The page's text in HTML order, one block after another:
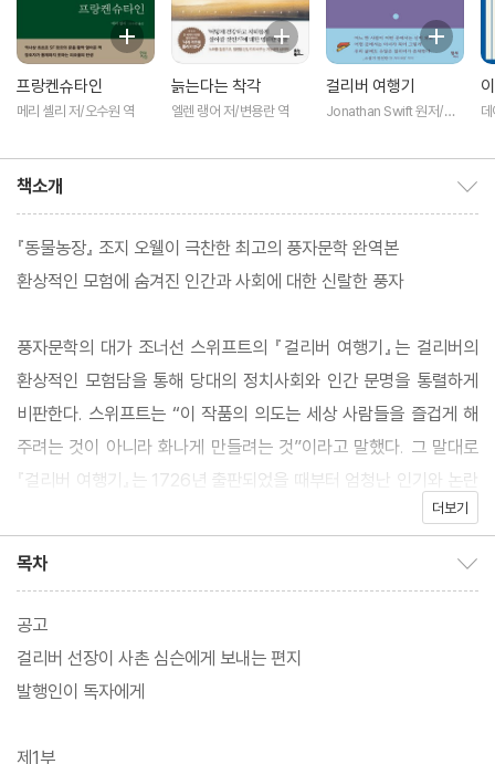
프랑켄슈타인
메리 셸리 저/오수원 역
늙는다는 착각
엘렌 랭어 저/변용란 역
걸리버 여행기
Jonathan Swift 원저/천
책소개
『동물농장』 조지 오웰이 극찬한 최고의 풍자문학 완역본
환상적인 모험에 숨겨진 인간과 사회에 대한 신랄한 풍자
풍자문학의 대가 조너선 스위프트의 『걸리버 여행기』는 걸리버의
환상적인 모험담을 통해 당대의 정치사회와 인간 문명을 통렬하게
비판한다. 스위프트는 “이 작품의 의도는 세상 사람들을 즐겁게 해
주려는 것이 아니라 화나게 만들려는 것”이라고 말했다. 그 말대로
『걸리버 여행기』는 1726년 출판되었을 때부터 엄청난 인기와 논란
을 동시에 불러일으켰으며, 신랄한 묘사로 인해 내용이 삭제되거나
19세기 초 『걸리버 여행기』는 원작의 거친 표현과 풍자 등을 삭제하
독자들에게 읽히고 있다. 그러나 아동용 『걸리버 여행기』를 접한 사
람은 원전의 풍자를 이해할 수 없다. 현대지성 클래식의 『걸리버 여
대가 아서 래컴의 삽화로 재미를 더했다. 또 꼼꼼한 해제를 수록해
더보기
목차
공고
걸리버 선장이 사촌 심슨에게 보내는 편지
발행인이 독자에게
제1부